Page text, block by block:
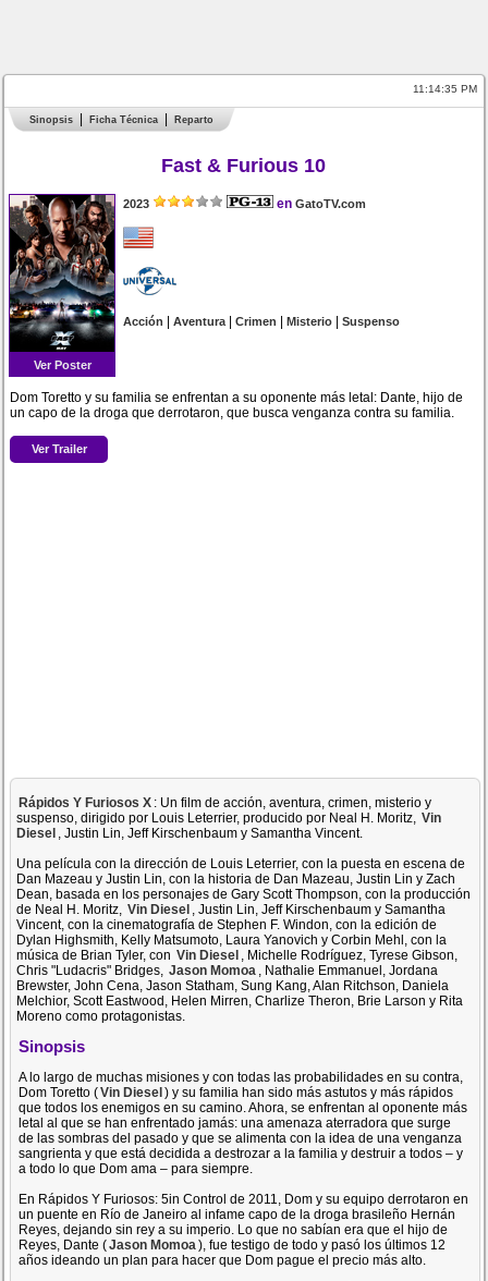
11:14:35 PM
Sinopsis Ficha Técnica Reparto
Fast & Furious 10
Ver Poster
2023 en GatoTV.com
Acción |Aventura|Crimen |Misterio |Suspenso
Dom Toretto y su familia se enfrentan a su oponente más letal: Dante, hijo de
un capo de la droga que derrotaron, que busca venganza contra su familia.
Ver Trailer
Rápidos Y Furiosos X : Un film de acción, aventura, crimen, misterio y
suspenso, dirigido por Louis Leterrier, producido por Neal H. Moritz, Vin
Diesel , Justin Lin, Jeff Kirschenbaum y Samantha Vincent.
Una película con la dirección de Louis Leterrier, con la puesta en escena de
Dan Mazeau y Justin Lin, con la historia de Dan Mazeau, Justin Lin y Zach
Dean, basada en los personajes de Gary Scott Thompson, con la producción
de Neal H. Moritz, Vin Diesel , Justin Lin, Jeff Kirschenbaum y Samantha
Vincent, con la cinematografía de Stephen F. Windon, con la edición de
Dylan Highsmith, Kelly Matsumoto, Laura Yanovich y Corbin Mehl, con la
música de Brian Tyler, con Vin Diesel , Michelle Rodríguez, Tyrese Gibson,
Chris "Ludacris" Bridges, Jason Momoa , Nathalie Emmanuel, Jordana
Brewster, John Cena, Jason Statham, Sung Kang, Alan Ritchson, Daniela
Melchior, Scott Eastwood, Helen Mirren, Charlize Theron, Brie Larson y Rita
Moreno como protagonistas.
Sinopsis
A lo largo de muchas misiones y con todas las probabilidades en su contra,
Dom Toretto (Vin Diesel) y su familia han sido más astutos y más rápidos
que todos los enemigos en su camino. Ahora, se enfrentan al oponente más
letal al que se han enfrentado jamás: una amenaza aterradora que surge
de las sombras del pasado y que se alimenta con la idea de una venganza
sangrienta y que está decidida a destrozar a la familia y destruir a todos – y
a todo lo que Dom ama – para siempre.
En Rápidos Y Furiosos: 5in Control de 2011, Dom y su equipo derrotaron en
un puente en Río de Janeiro al infame capo de la droga brasileño Hernán
Reyes, dejando sin rey a su imperio. Lo que no sabían era que el hijo de
Reyes, Dante (Jason Momoa), fue testigo de todo y pasó los últimos 12
años ideando un plan para hacer que Dom pague el precio más alto.